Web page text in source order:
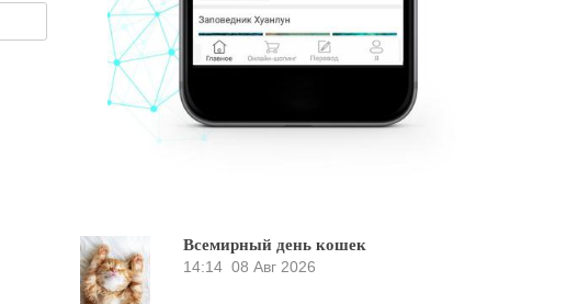
Всемирный день кошек
14:14 08 Авг 2026